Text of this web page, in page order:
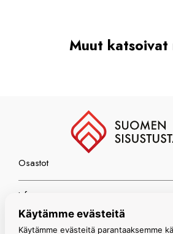
Muut katsoivat
Osastot
Info
Espoon myymälä
Käytämme evästeitä
Käytämme evästeitä parantaaksemme